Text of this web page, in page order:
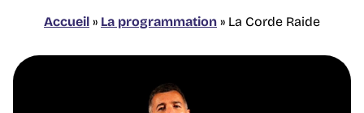
Accueil » La programmation » La Corde Raide